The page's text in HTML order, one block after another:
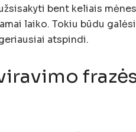
bent keliais
laiko. Tokiu būdu
atspindi.